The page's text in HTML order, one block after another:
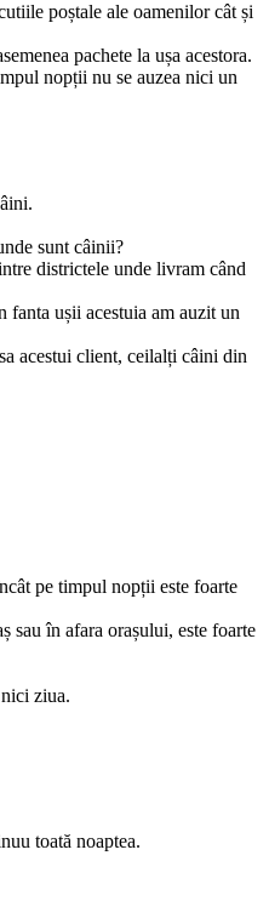
poștale ale oamenilor cât și
pachete la ușa acestora.
nopții nu se auzea nici un
sunt câinii?
districtele unde livram când
fanta ușii acestuia am auzit un
acestui client, ceilalți câini din
pe timpul nopții este foarte
sau în afara orașului, este foarte
ziua.
toată noaptea.